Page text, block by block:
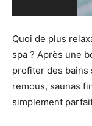
Quoi de plus
spa ? Après une
profiter des bains
remous, saunas
simplement